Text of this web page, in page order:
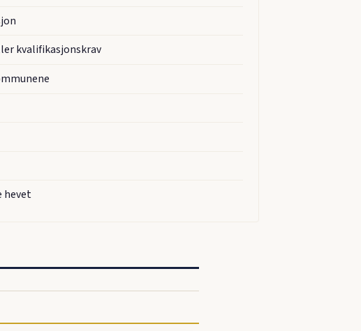
kvalifikasjonskrav
hevet